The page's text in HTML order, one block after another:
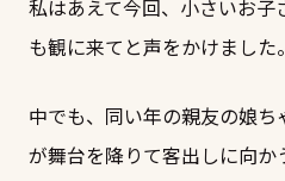
私はあえて今回、小さいお
も観に来てと声をかけました。
中でも、同い年の親友の娘
が舞台を降りて客出しに向か